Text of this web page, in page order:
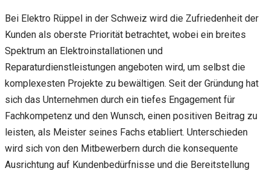
Bei Elektro Rüppel in der Schweiz wird die Zufriedenheit der
Kunden als oberste Priorität betrachtet, wobei ein breites
Spektrum an Elektroinstallationen und
Reparaturdienstleistungen angeboten wird, um selbst die
komplexesten Projekte zu bewältigen. Seit der Gründung hat
sich das Unternehmen durch ein tiefes Engagement für
Fachkompetenz und den Wunsch, einen positiven Beitrag zu
leisten, als Meister seines Fachs etabliert. Unterschieden
wird sich von den Mitbewerbern durch die konsequente
Ausrichtung auf Kundenbedürfnisse und die Bereitstellung